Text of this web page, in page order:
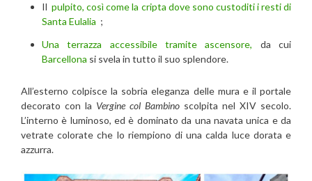
Ilpulpito, così come la cripta dove sono custoditi i resti di
Santa Eulalia ;
Una terrazza accessibile tramite ascensore, da cui
Barcellona si svela in tutto il suo splendore.
All’esterno colpisce la sobria eleganza delle mura e il portale
decorato con la Vergine col Bambino scolpita nel XIV secolo.
L’interno è luminoso, ed è dominato da una navata unica e da
vetrate colorate che lo riempiono di una calda luce dorata e
azzurra.